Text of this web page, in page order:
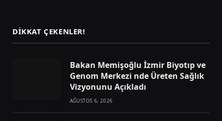
DIKKAT ÇEKENLER!
Bakan Memişoğlu İzmir Biyotıp ve
Genom Merkezi nde Üreten Sağlık
Vizyonunu Açıkladı
AĞUSTOS 6, 2026